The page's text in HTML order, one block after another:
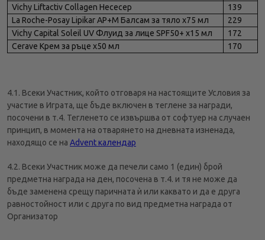
Vichy Liftactiv Collagen Несесер
139
La Roche-Posay Lipikar AP+M Балсам за тяло х75 мл
229
Vichy Capital Soleil UV Флуид за лице SPF50+ х15 мл
172
Cerave Крем за ръце х50 мл
170
4.1. Всеки Участник, който отговаря на настоящите Условия за
участие в Играта, ще бъде включен в теглене за награди,
посочени в т.4. Тегленето се извършва от софтуер на случаен
принцип, в момента на отварянето на дневната изненада,
находящо се на Advent календар
4.2. Всеки Участник може да печели само 1 (един) брой
предметна награда на ден, посочена в т.4. и тя не може да
бъде заменена срещу паричната ѝ или каквато и да е друга
равностойност или с друга по вид предметна награда от
Организатор